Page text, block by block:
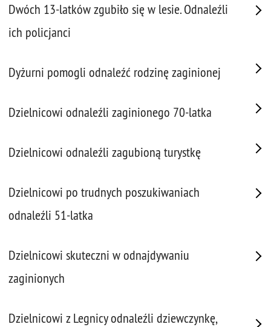
Dwóch 13-latków zgubiło się w lesie. Odnaleźli
ich policjanci
Dyżurni pomogli odnaleźć rodzinę zaginionej
Dzielnicowi odnaleźli zaginionego 70-latka
Dzielnicowi odnaleźli zagubioną turystkę
Dzielnicowi po trudnych poszukiwaniach
odnaleźli 51-latka
Dzielnicowi skuteczni w odnajdywaniu
zaginionych
Dzielnicowi z Legnicy odnaleźli dziewczynkę,